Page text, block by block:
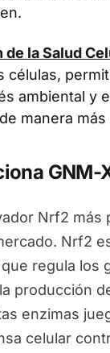
la Salud
células,
ambiental y
manera más
GNM-
Nrf2 más
Nrf2
regula los
producción
enzimas
celular